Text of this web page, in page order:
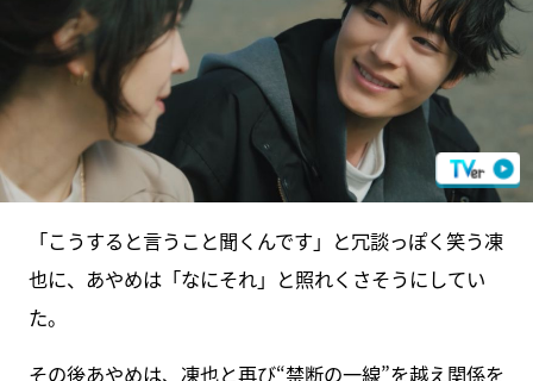
「こうすると言うこと聞くんです」と冗談っぽく笑う凍
也に、あやめは「なにそれ」と照れくさそうにしてい
た。
その後あやめは、凍也と再び“禁断の一線”を越え関係を